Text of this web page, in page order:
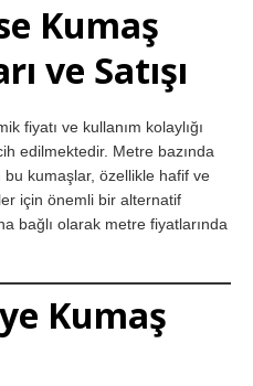
Kumaş
ve Satışı
fiyatı ve kullanım kolaylığı
edilmektedir. Metre bazında
kumaşlar, özellikle hafif ve
için önemli bir alternatif
bağlı olarak metre fiyatlarında
Kumaş